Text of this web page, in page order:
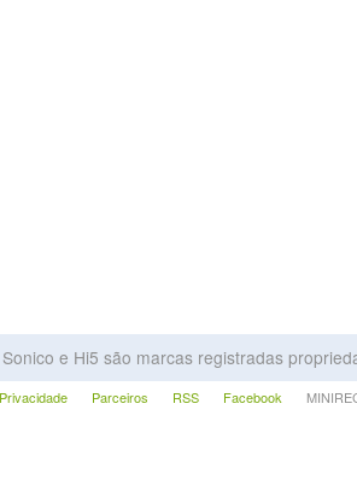
e Hi5 são marcas registradas
Parceiros RSS Facebook